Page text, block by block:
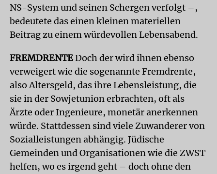
NS-System und seinen Schergen verfolgt –,
bedeutete das einen kleinen materiellen
Beitrag zu einem würdevollen Lebensabend.
FREMDRENTEDoch der wird ihnen ebenso
verweigert wie die sogenannte Fremdrente,
also Altersgeld, das ihre Lebensleistung, die
sie in der Sowjetunion erbrachten, oft als
Ärzte oder Ingenieure, monetär anerkennen
würde. Stattdessen sind viele Zuwanderer von
Sozialleistungen abhängig. Jüdische
Gemeinden und Organisationen wie die ZWST
helfen, wo es irgend geht – doch ohne den